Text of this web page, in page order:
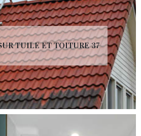
TUILE ET TOITURE 37